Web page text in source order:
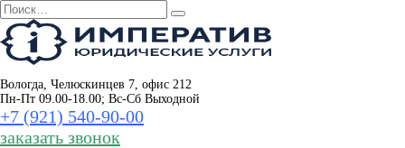
Вологда, Челюскинцев 7, офис 212
Пн-Пт 09.00-18.00; Вс-Сб Выходной
+7 (921) 540‑90‑00
заказать звонок